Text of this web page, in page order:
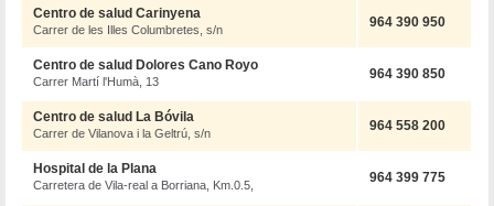
Centro de salud Carinyena
Carrer de les Illes Columbretes, s/n 964 390 950
Centro de salud Dolores Cano Royo
Carrer Martí l'Humà, 13 964 390 850
Centro de salud La Bóvila
Carrer de Vilanova i la Geltrú, s/n 964 558 200
Hospital de la Plana
Carretera de Vila-real a Borriana, Km.0.5, 964 399 775